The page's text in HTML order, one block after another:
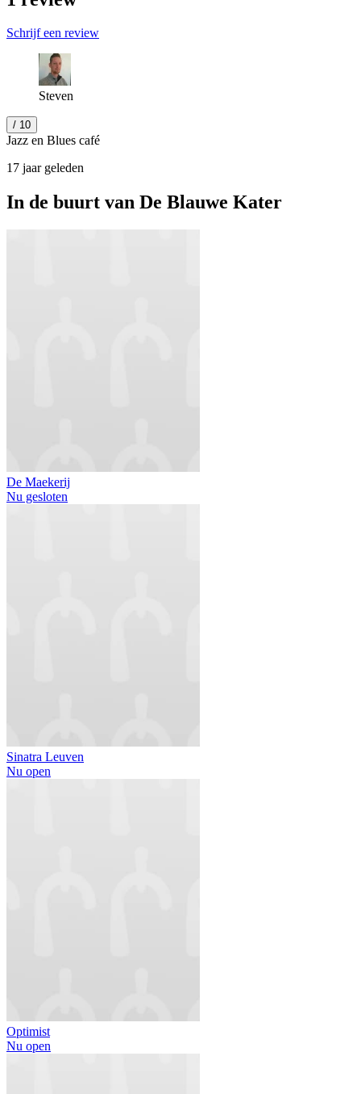
Schrijf een review
Steven
/ 10
Jazz en Blues café
17 jaar geleden
In de buurt van De Blauwe Kater
De Maekerij
Nu gesloten
Sinatra Leuven
Nu open
Optimist
Nu open